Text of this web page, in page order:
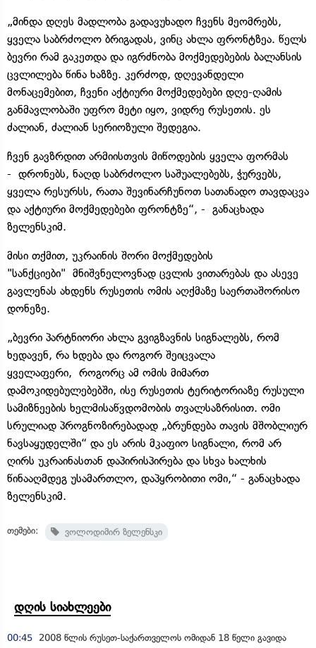
„მინდა დღეს მადლობა გადავუხადო ჩვენს მეომრებს,
ყველა საბრძოლო ბრიგადას, ვინც ახლა ფრონტზეა. წელს
ბევრი რამ გაკეთდა და იგრძნობა მოქმედებების ბალანსის
ცვლილება წინა ხაზზე. კერძოდ, დღევანდელი
მონაცემებით, ჩვენი აქტიური მოქმედებები დღე-ღამის
განმავლობაში უფრო მეტი იყო, ვიდრე რუსეთის. ეს
ძალიან, ძალიან სერიოზული შედეგია.
ჩვენ გავზრდით არმიისთვის მიწოდების ყველა ფორმას
- დრონებს, ნაღდ საბრძოლო საშუალებებს, ჭურვებს,
ყველა რესურსს, რათა შევინარჩუნოთ სათანადო თავდაცვა
და აქტიური მოქმედებები ფრონტზე“, - განაცხადა
ზელენსკიმ.
მისი თქმით, უკრაინის შორი მოქმედების
"სანქციები" მნიშვნელოვნად ცვლის ვითარებას და ასევე
გავლენას ახდენს რუსეთის ომის აღქმაზე საერთაშორისო
დონეზე.
„ბევრი პარტნიორი ახლა გვიგზავნის სიგნალებს, რომ
ხედავენ, რა ხდება და როგორ შეიცვალა
ყველაფერი, როგორც ამ ომის მიმართ
დამოკიდებულებებში, ისე რუსეთის ტერიტორიაზე რუსული
სამიზნეების ხელმისაწვდომობის თვალსაზრისით. ომი
სრულიად პროგნოზირებადად „ბრუნდება თავის მშობლიურ
ნავსაყუდელში“ და ეს არის მკაფიო სიგნალი, რომ არ
ღირს უკრაინასთან დაპირისპირება და სხვა ხალხის
წინააღმდეგ უსამართლო, დაპყრობითი ომი,“ - განაცხადა
ზელენსკიმ.
თემები: ვოლოდიმირ ზელენსკი
დღის სიახლეები
00:45 2008 წლის რუსეთ-საქართველოს ომიდან 18 წელი გავიდა